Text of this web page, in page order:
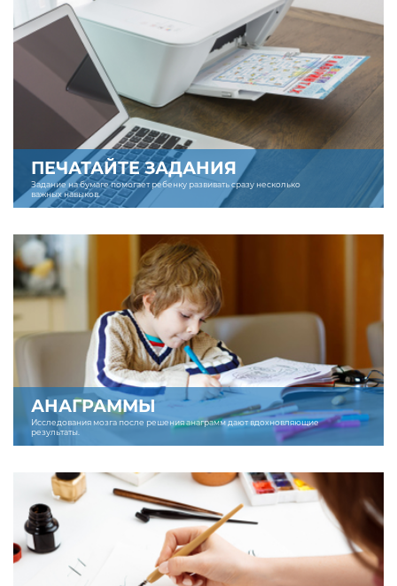
ПЕЧАТАЙТЕ ЗАДАНИЯ
Задание на бумаге помогает ребенку развивать сразу несколько
важных навыков.
АНАГРАММЫ
Исследования мозга после решения анаграмм дают вдохновляющие
результаты.